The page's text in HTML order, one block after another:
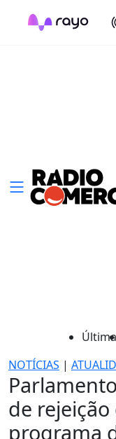
NOTÍCIAS |
de rejeição
programa